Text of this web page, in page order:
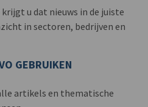
u dat nieuws in de juiste
in sectoren, bedrijven en
GEBRUIKEN
artikels en thematische